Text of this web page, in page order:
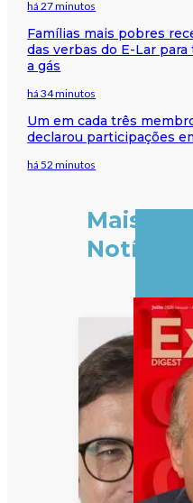
há 27 minutos
Famílias mais pobres
das verbas do E-Lar
a gás
há 34 minutos
Um em cada três
declarou participações
há 52 minutos
Mais
Notícias